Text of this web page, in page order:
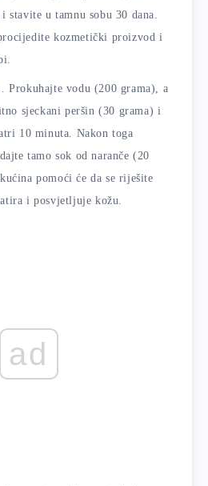
stavite u tamnu sobu 30 dana.
kozmetički proizvod i
. Prokuhajte vodu (200 grama), a
sjeckani peršin (30 grama) i
10 minuta. Nakon toga
tamo sok od naranče (20
pomoći će da se riješite
i posvjetljuje kožu.
ad